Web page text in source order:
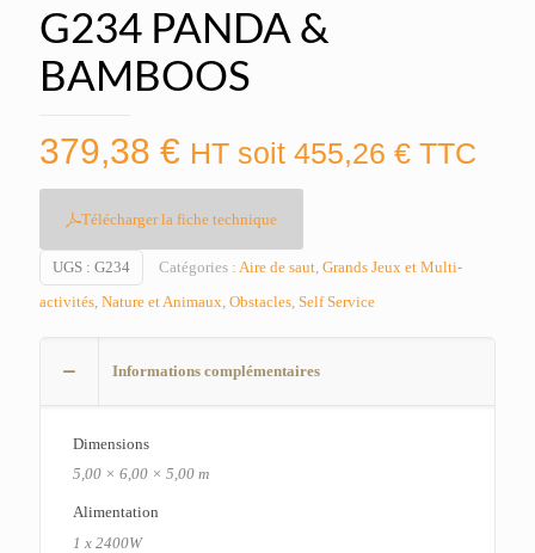
G234 PANDA &
BAMBOOS
379,38 € HT soit 455,26 € TTC
Télécharger la fiche technique
UGS : G234 Catégories : Aire de saut, Grands Jeux et Multi-
activités, Nature et Animaux, Obstacles, Self Service
Informations complémentaires
Dimensions
5,00 × 6,00 × 5,00 m
Alimentation
1 x 2400W